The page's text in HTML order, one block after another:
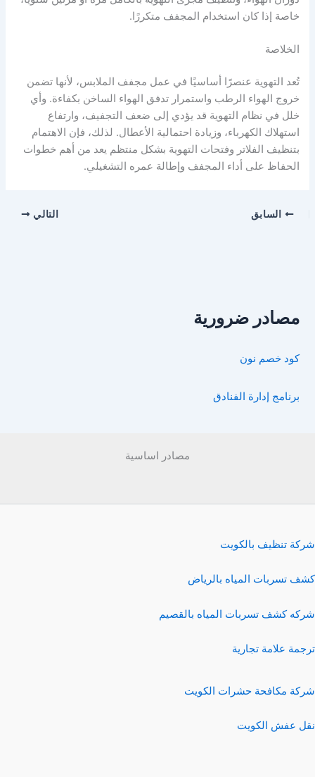
خاصة إذا كان استخدام المجفف متكررًا.
الخلاصة
تُعد التهوية عنصرًا أساسيًا في عمل مجفف الملابس، لأنها تضمن
خروج الهواء الرطب واستمرار تدفق الهواء الساخن بكفاءة. وأي
خلل في نظام التهوية قد يؤدي إلى ضعف التجفيف، وارتفاع
استهلاك الكهرباء، وزيادة احتمالية الأعطال. لذلك، فإن الاهتمام
بتنظيف الفلاتر وفتحات التهوية بشكل منتظم يعد من أهم خطوات
الحفاظ على أداء المجفف وإطالة عمره التشغيلي.
السابق التالي
مصادر ضرورية
كود خصم نون
برنامج إدارة الفنادق
مصادر اساسية
شركة تنظيف بالكويت
كشف تسربات المياه بالرياض
شركه كشف تسربات المياه بالقصيم
ترجمة علامة تجارية
شركة مكافحة حشرات الكويت
نقل عفش الكويت